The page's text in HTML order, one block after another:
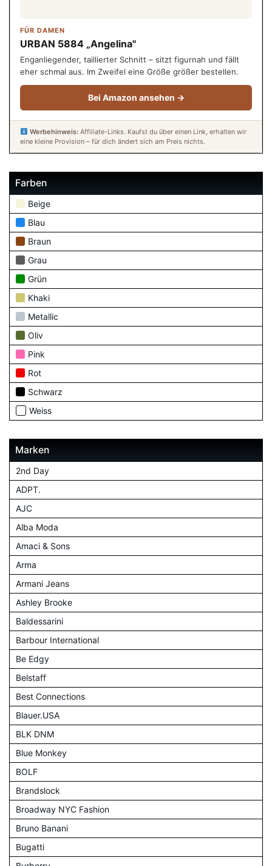
FÜR DAMEN
URBAN 5884 „Angelina"
Enganliegender, taillierter Schnitt – sitzt figurnah und fällt
eher schmal aus. Im Zweifel eine Größe größer bestellen.
Bei Amazon ansehen →
Werbehinweis:Affiliate-Links. Kaufst du über einen Link, erhalten wir
eine kleine Provision – für dich ändert sich am Preis nichts.
Farben
Beige
Blau
Braun
Grau
Grün
Khaki
Metallic
Oliv
Pink
Rot
Schwarz
Weiss
Marken
2nd Day
ADPT.
AJC
Alba Moda
Amaci & Sons
Arma
Armani Jeans
Ashley Brooke
Baldessarini
Barbour International
Be Edgy
Belstaff
Best Connections
Blauer.USA
BLK DNM
Blue Monkey
BOLF
Brandslock
Broadway NYC Fashion
Bruno Banani
Bugatti